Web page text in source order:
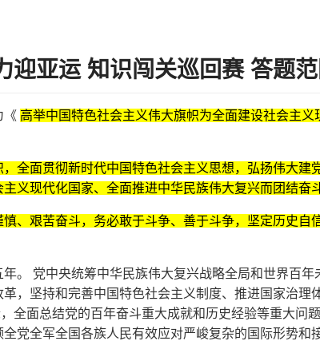
迎亚运 知识闯关巡回赛 答题
《 高举中国特色社会主义伟大旗帜为全面建设社会主义
全面贯彻新时代中国特色社会主义思想，弘扬伟大建
义现代化国家、全面推进中华民族伟大复兴而团结奋斗
、艰苦奋斗，务必敢于斗争、善于斗争，坚定历史自
年。 党中央统筹中华民族伟大复兴战略全局和世界百年
，坚持和完善中国特色社会主义制度、推进国家治理
全面总结党的百年奋斗重大成就和历史经验等重大问
党全军全国各族人民有效应对严峻复杂的国际形势和